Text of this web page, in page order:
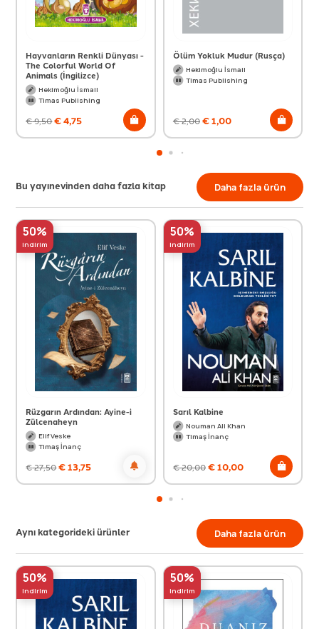
Hayvanların Renkli Dünyası -
The Colorful World Of
Animals (İngilizce)
Hekimoğlu İsmail
Timas Publishing
€9,50€4,75
Ölüm Yokluk Mudur (Rusça)
Hekimoğlu İsmail
Timas Publishing
€2,00€1,00
Bu yayınevinden daha fazla kitap Daha fazla ürün
50%
indirim
Rüzgarın Ardından: Ayine-i
Zülcenaheyn
Elif Veske
Timaş İnanç
€27,50€13,75
50%
indirim
Sarıl Kalbine
Nouman Ali Khan
Timaş İnanç
€20,00€10,00
Aynı kategorideki ürünler Daha fazla ürün
50%
indirim
50%
indirim